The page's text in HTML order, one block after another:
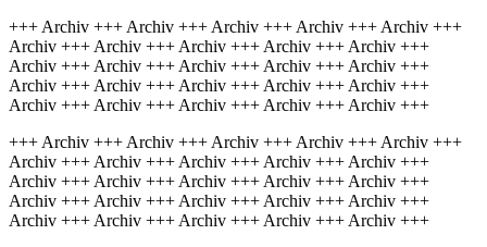
+++ Archiv +++ Archiv +++ Archiv +++ Archiv +++ Archiv +++
Archiv +++ Archiv +++ Archiv +++ Archiv +++ Archiv +++
Archiv +++ Archiv +++ Archiv +++ Archiv +++ Archiv +++
Archiv +++ Archiv +++ Archiv +++ Archiv +++ Archiv +++
Archiv +++ Archiv +++ Archiv +++ Archiv +++ Archiv +++
+++ Archiv +++ Archiv +++ Archiv +++ Archiv +++ Archiv +++
Archiv +++ Archiv +++ Archiv +++ Archiv +++ Archiv +++
Archiv +++ Archiv +++ Archiv +++ Archiv +++ Archiv +++
Archiv +++ Archiv +++ Archiv +++ Archiv +++ Archiv +++
Archiv +++ Archiv +++ Archiv +++ Archiv +++ Archiv +++